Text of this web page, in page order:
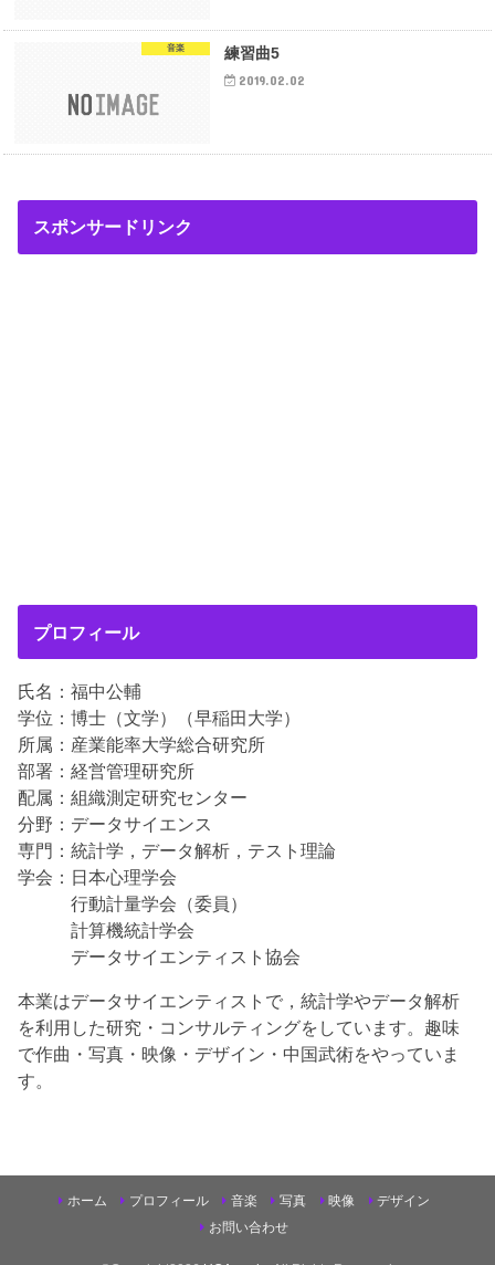
音楽 練習曲5
2019.02.02
スポンサードリンク
プロフィール
氏名：福中公輔
学位：博士（文学）（早稲田大学）
所属：産業能率大学総合研究所
部署：経営管理研究所
配属：組織測定研究センター
分野：データサイエンス
専門：統計学，データ解析，テスト理論
学会：日本心理学会
行動計量学会（委員）
計算機統計学会
データサイエンティスト協会
本業はデータサイエンティストで，統計学やデータ解析
を利用した研究・コンサルティングをしています。趣味
で作曲・写真・映像・デザイン・中国武術をやっていま
す。
ホーム プロフィール 音楽 写真 映像
デザイン
お問い合わせ